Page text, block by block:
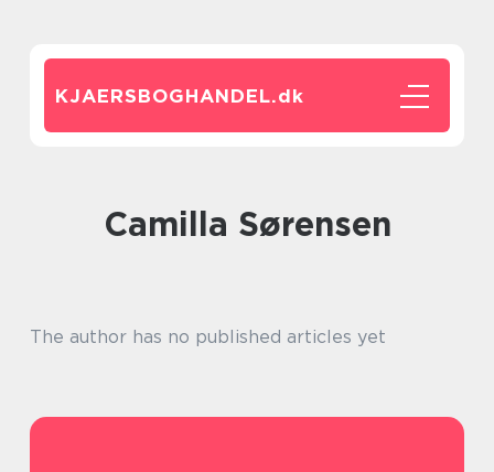
KJAERSBOGHANDEL.dk
Camilla Sørensen
The author has no published articles yet